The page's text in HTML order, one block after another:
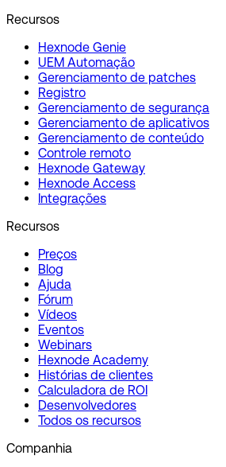
Recursos
Hexnode Genie
UEM Automação
Gerenciamento de patches
Registro
Gerenciamento de segurança
Gerenciamento de aplicativos
Gerenciamento de conteúdo
Controle remoto
Hexnode Gateway
Hexnode Access
Integrações
Recursos
Preços
Blog
Ajuda
Fórum
Vídeos
Eventos
Webinars
Hexnode Academy
Histórias de clientes
Calculadora de ROI
Desenvolvedores
Todos os recursos
Companhia